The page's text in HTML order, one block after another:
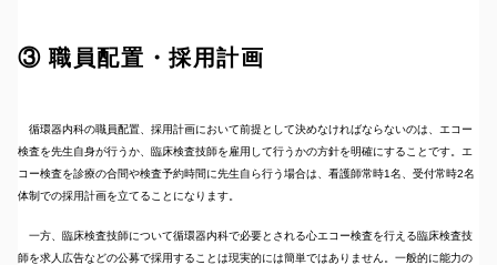
③ 職員配置・採用計画
循環器内科の職員配置、採用計画において前提として決めなければならないのは、エコー
検査を先生自身が行うか、臨床検査技師を雇用して行うかの方針を明確にすることです。エ
コー検査を診療の合間や検査予約時間に先生自ら行う場合は、看護師常時1名、受付常時2名
体制での採用計画を立てることになります。
一方、臨床検査技師について循環器内科で必要とされる心エコー検査を行える臨床検査技
師を求人広告などの公募で採用することは現実的には簡単ではありません。一般的に能力の